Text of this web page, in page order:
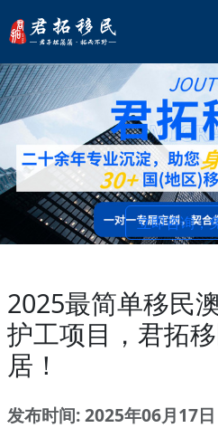
立即咨询，
2025最简单移民
护工项目，君拓
居！
发布时间: 2025年06月17日